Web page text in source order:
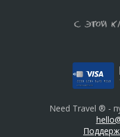
Need Travel ® -